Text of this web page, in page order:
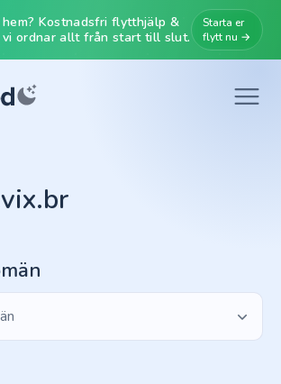
Kostnadsfri flytthjälp &
ordnar allt från start till slut.
Starta er
flytt nu →